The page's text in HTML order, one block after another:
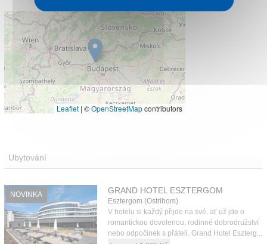
Leaflet | ©OpenStreetMapcontributors
Ubytování
NOVINKA GRAND HOTEL ESZTERGOM
Esztergom (Ostrihom)
V hotelu si každý přijde na své, ať už jde o
romantickou dovolenou, rodinné dobrodružství
nebo odpočinek s přáteli. Grand Hotel Eszterg...